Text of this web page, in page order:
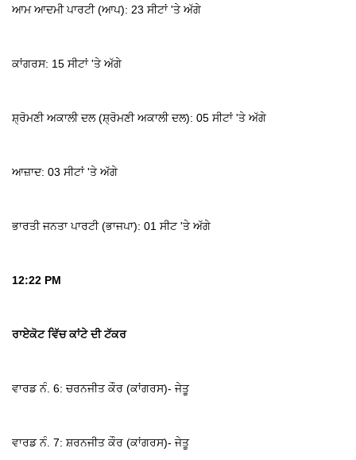
ਆਮ ਆਦਮੀ ਪਾਰਟੀ (ਆਪ): 23 ਸੀਟਾਂ 'ਤੇ ਅੱਗੇ
ਕਾਂਗਰਸ: 15 ਸੀਟਾਂ 'ਤੇ ਅੱਗੇ
ਸ਼੍ਰੋਮਣੀ ਅਕਾਲੀ ਦਲ (ਸ਼੍ਰੋਮਣੀ ਅਕਾਲੀ ਦਲ): 05 ਸੀਟਾਂ 'ਤੇ ਅੱਗੇ
ਆਜ਼ਾਦ: 03 ਸੀਟਾਂ 'ਤੇ ਅੱਗੇ
ਭਾਰਤੀ ਜਨਤਾ ਪਾਰਟੀ (ਭਾਜਪਾ): 01 ਸੀਟ 'ਤੇ ਅੱਗੇ
12:22 PM
ਰਾਏਕੋਟ ਵਿੱਚ ਕਾਂਟੇ ਦੀ ਟੱਕਰ
ਵਾਰਡ ਨੰ. 6: ਚਰਨਜੀਤ ਕੌਰ (ਕਾਂਗਰਸ)- ਜੇਤੂ
ਵਾਰਡ ਨੰ. 7: ਸ਼ਰਨਜੀਤ ਕੌਰ (ਕਾਂਗਰਸ)- ਜੇਤੂ